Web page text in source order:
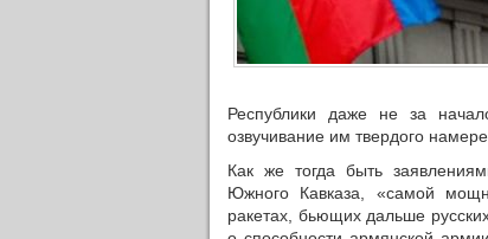
Республики даже не за
озвучивание им твердого
Как же тогда быть
Южного Кавказа, «самой
ракетах, бьющих дальше